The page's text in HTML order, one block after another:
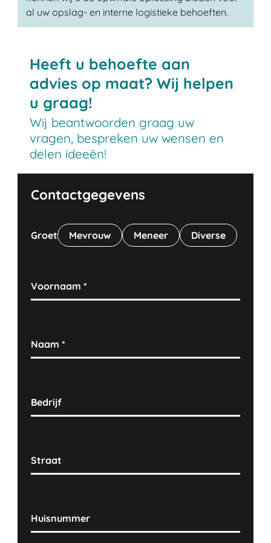
al uw opslag- en interne logistieke behoeften.
Heeft u behoefte aan
advies op maat? Wij helpen
u graag!
Wij beantwoorden graag uw
vragen, bespreken uw wensen en
delen ideeën!
Contactgegevens
Groet Mevrouw Meneer Diverse
Voornaam*
Naam*
Bedrijf
Straat
Huisnummer